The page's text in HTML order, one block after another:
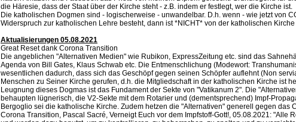
die Häresie, dass der Staat über der Kirche steht - z.B. indem er festlegt, wer die Kirche ist.
Die katholischen Dogmen sind - logischerweise - unwandelbar. D.h. wenn - wie jetzt von
Widerspruch zur katholischen Lehre besteht, dann ist *NICHT* von der katholischen
Aktualisierungen 05.08.2021
Great Reset dank Corona Transition
Die angeblichen "Alternativen Medien" wie Rubikon, ExpressZeitung etc. sind das
Agenda von Bill Gates, Klaus Schwab etc. Die Entmenschlichung (Modewort:
wesentlichen dadurch, dass sich das Geschöpf gegen seinen Schöpfer auflehnt (Non
Menschen zu Seiner Kirche gerufen, d.h. die Mitgliedschaft in der katholischen Kirche ist
Leugnung dieses Dogmas ist das Fundament der Sekte von "Vatikanum 2". Die
behaupten lügnerisch, die V2-Sekte mit dem Rotarier und (dementsprechend) Impf-
Bergoglio sei die katholische Kirche. Zudem hetzen die "Alternativen" generell gegen das
Corona Transition, Pascal Sacré, Verneigt Euch vor dem Impfstoff-Gott!, 05.08.2021: "Alle